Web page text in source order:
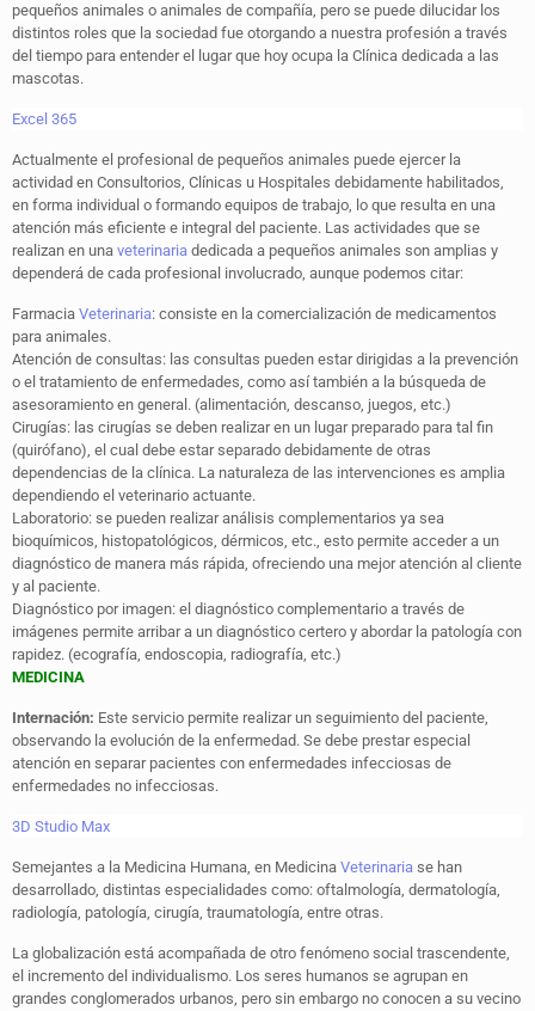
pequeños animales o animales de compañía, pero se puede dilucidar los
distintos roles que la sociedad fue otorgando a nuestra profesión a través
del tiempo para entender el lugar que hoy ocupa la Clínica dedicada a las
mascotas.
Excel 365
Actualmente el profesional de pequeños animales puede ejercer la
actividad en Consultorios, Clínicas u Hospitales debidamente habilitados,
en forma individual o formando equipos de trabajo, lo que resulta en una
atención más eficiente e integral del paciente. Las actividades que se
realizan en una veterinaria dedicada a pequeños animales son amplias y
dependerá de cada profesional involucrado, aunque podemos citar:
Farmacia Veterinaria: consiste en la comercialización de medicamentos
para animales.
Atención de consultas: las consultas pueden estar dirigidas a la prevención
o el tratamiento de enfermedades, como así también a la búsqueda de
asesoramiento en general. (alimentación, descanso, juegos, etc.)
Cirugías: las cirugías se deben realizar en un lugar preparado para tal fin
(quirófano), el cual debe estar separado debidamente de otras
dependencias de la clínica. La naturaleza de las intervenciones es amplia
dependiendo el veterinario actuante.
Laboratorio: se pueden realizar análisis complementarios ya sea
bioquímicos, histopatológicos, dérmicos, etc., esto permite acceder a un
diagnóstico de manera más rápida, ofreciendo una mejor atención al cliente
y al paciente.
Diagnóstico por imagen: el diagnóstico complementario a través de
imágenes permite arribar a un diagnóstico certero y abordar la patología con
rapidez. (ecografía, endoscopia, radiografía, etc.)
MEDICINA
Internación: Este servicio permite realizar un seguimiento del paciente,
observando la evolución de la enfermedad. Se debe prestar especial
atención en separar pacientes con enfermedades infecciosas de
enfermedades no infecciosas.
3D Studio Max
Semejantes a la Medicina Humana, en Medicina Veterinaria se han
desarrollado, distintas especialidades como: oftalmología, dermatología,
radiología, patología, cirugía, traumatología, entre otras.
La globalización está acompañada de otro fenómeno social trascendente,
el incremento del individualismo. Los seres humanos se agrupan en
grandes conglomerados urbanos, pero sin embargo no conocen a su vecino